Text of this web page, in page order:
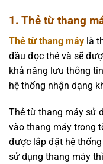
1. Thẻ từ thang
Thẻ từ thang máy là
đầu đọc thẻ và sẽ
khả năng lưu thông
hệ thống nhận dạng
Thẻ từ thang máy sử
vào thang máy trong
được lắp đặt hệ
sử dụng thang máy